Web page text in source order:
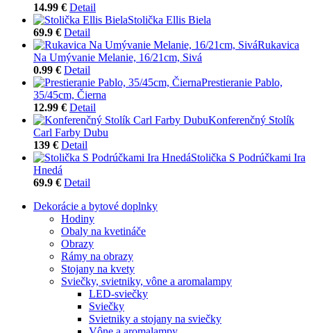
14.99 € Detail
Stolička Ellis Biela
69.9 € Detail
Rukavica
Na Umývanie Melanie, 16/21cm, Sivá
0.99 € Detail
Prestieranie Pablo,
35/45cm, Čierna
12.99 € Detail
Konferenčný Stolík
Carl Farby Dubu
139 € Detail
Stolička S Podrúčkami Ira
Hnedá
69.9 € Detail
Dekorácie a bytové doplnky
Hodiny
Obaly na kvetináče
Obrazy
Rámy na obrazy
Stojany na kvety
Sviečky, svietniky, vône a aromalampy
LED-sviečky
Sviečky
Svietniky a stojany na sviečky